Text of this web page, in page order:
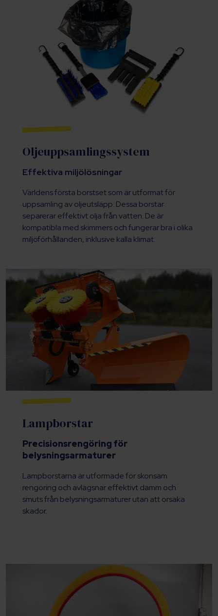
Oljeuppsamlingssystem
Effektiva miljölösningar
Världens första borstset som är utformat för
uppsamling av oljeutsläpp. Dessa borstar
separerar effektivt olja från vatten. De är
kompatibla med skimmers och fungerar bra i olika
miljöförhållanden, inklusive kalla klimat.
Lampborstar
Precisionsrengöring för
belysningsarmaturer
Lampborstarna är utformade för skonsam
rengöring och avlägsnar effektivt damm och
smuts från belysningsarmaturer utan att orsaka
skador.